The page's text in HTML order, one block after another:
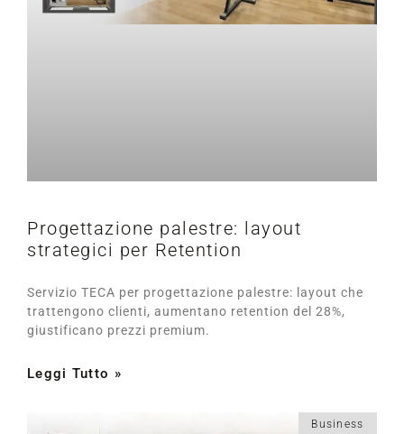
Progettazione palestre: layout
strategici per Retention
Servizio TECA per progettazione palestre: layout che
trattengono clienti, aumentano retention del 28%,
giustificano prezzi premium.
Leggi Tutto »
Business